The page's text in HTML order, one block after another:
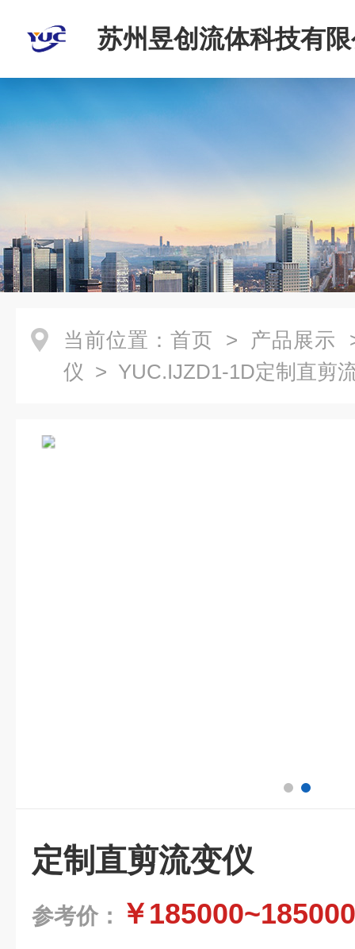
苏州昱创流体科技有
当前位置： 首页 > 产品展示
仪 > YUC.IJZD1-1D定制直剪
定制直剪流变仪
参考价： ￥185000~185000